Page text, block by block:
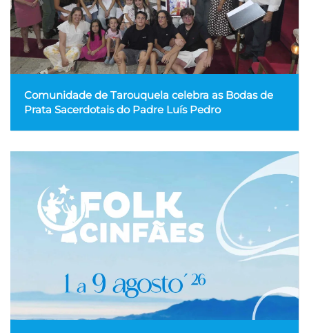
Comunidade de Tarouquela celebra as Bodas de
Prata Sacerdotais do Padre Luís Pedro